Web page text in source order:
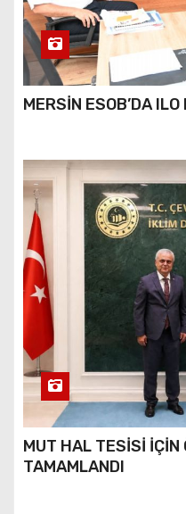
MERSİN ESOB’DA
MUT HAL TESİSİ İÇİN
TAMAMLANDI